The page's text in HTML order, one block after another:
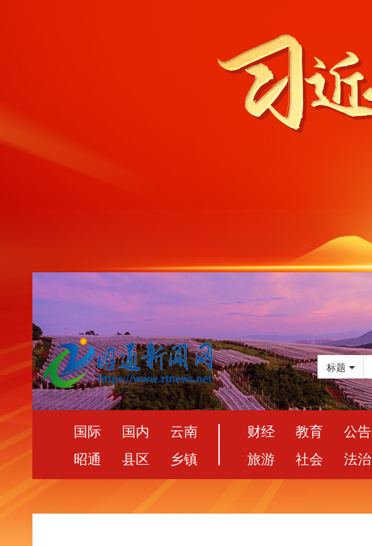
标题
国际 国内
云南
昭通
县区 乡镇
财经 教育
公告
旅游
社会 法治